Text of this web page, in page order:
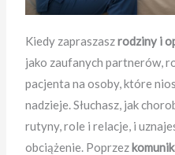
Kiedy zapraszaszrodziny i
jako zaufanych partnerów,
pacjenta na osoby, które
nadzieje. Słuchasz, jak
rutyny, role i relacje, i
obciążenie. Poprzez